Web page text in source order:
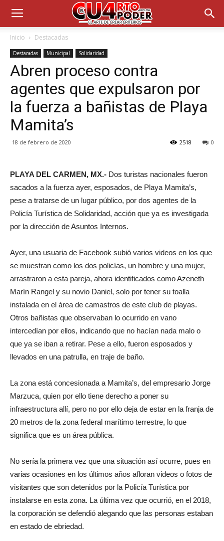
Inicio Destacadas
Destacadas Municipal Solidaridad
Abren proceso contra
agentes que expulsaron por
la fuerza a bañistas de Playa
Mamita’s
18 de febrero de 2020 0
2518
PLAYA DEL CARMEN, MX.- Dos turistas nacionales fueron
sacados a la fuerza ayer, esposados, de Playa Mamita’s,
pese a tratarse de un lugar público, por dos agentes de la
Policía Turística de Solidaridad, acción que ya es investigada
por la dirección de Asuntos Internos.
Ayer, una usuaria de Facebook subió varios videos en los que
se muestran como los dos policías, un hombre y una mujer,
arrastraron a esta pareja, ahora identificados como Azeneth
Marín Rangel y su novio Daniel, solo por tener su toalla
instalada en el área de camastros de este club de playas.
Otros bañistas que observaban lo ocurrido en vano
intercedían por ellos, indicando que no hacían nada malo o
que ya se iban a retirar. Pese a ello, fueron esposados y
llevados en una patrulla, en traje de baño.
La zona está concesionada a Mamita’s, del empresario Jorge
Marzuca, quien por ello tiene derecho a poner su
infraestructura allí, pero no por ello deja de estar en la franja de
20 metros de la zona federal marítimo terrestre, lo que
significa que es un área pública.
No sería la primera vez que una situación así ocurre, pues en
varias ocasiones en los últimos años afloran videos o fotos de
visitantes que son detenidos por la Policía Turística por
instalarse en esta zona. La última vez que ocurrió, en el 2018,
la corporación se defendió alegando que las personas estaban
en estado de ebriedad.